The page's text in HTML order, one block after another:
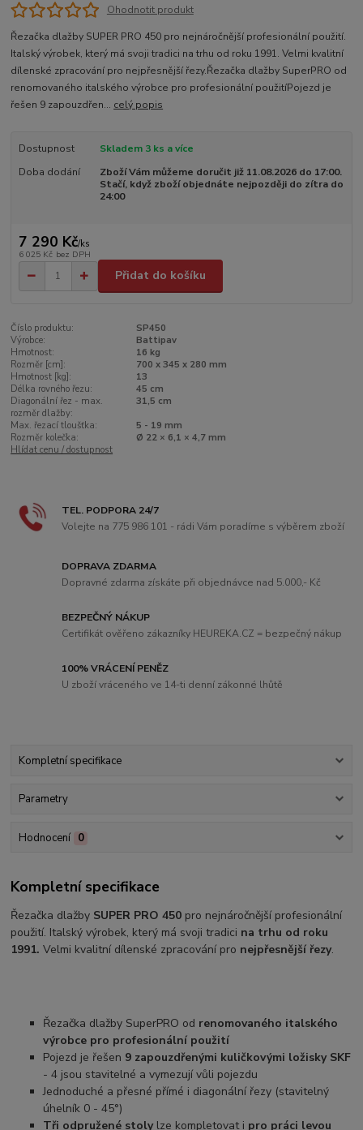
Ohodnotit produkt
Řezačka dlažby SUPER PRO 450 pro nejnáročnější profesionální použití.
Italský výrobek, který má svoji tradici na trhu od roku 1991. Velmi kvalitní
dílenské zpracování pro nejpřesnější řezy.Řezačka dlažby SuperPRO od
renomovaného italského výrobce pro profesionální použitíPojezd je
řešen 9 zapouzdřen... celý popis
Dostupnost
Skladem 3 ks a více
Doba dodání
Zboží Vám můžeme doručit již 11.08.2026 do 17:00.
Stačí, když zboží objednáte nejpozději do zítra do
24:00
7 290 Kč/ks
6 025 Kč bez DPH
Přidat do košíku
Číslo produktu:
SP450
Výrobce:
Battipav
Hmotnost:
16 kg
Rozměr [cm]:
700 x 345 x 280 mm
Hmotnost [kg]:
13
Délka rovného řezu:
45 cm
Diagonální řez - max.
rozměr dlažby:
31,5 cm
Max. řezací tloušťka:
5 - 19 mm
Rozměr kolečka:
Ø 22 × 6,1 × 4,7 mm
Hlídat cenu / dostupnost
TEL. PODPORA 24/7
Volejte na 775 986 101 - rádi Vám poradíme s výběrem zboží
DOPRAVA ZDARMA
Dopravné zdarma získáte při objednávce nad 5.000,- Kč
BEZPEČNÝ NÁKUP
Certifikát ověřeno zákazníky HEUREKA.CZ = bezpečný nákup
100% VRÁCENÍ PENĚZ
U zboží vráceného ve 14-ti denní zákonné lhůtě
Kompletní specifikace
Parametry
Hodnocení 0
Kompletní specifikace
Řezačka dlažby SUPER PRO 450 pro nejnáročnější profesionální
použití. Italský výrobek, který má svoji tradici na trhu od roku
1991.Velmi kvalitní dílenské zpracování pro nejpřesnější řezy.
Řezačka dlažby SuperPRO od renomovaného italského
výrobce pro profesionální použití
Pojezd je řešen 9 zapouzdřenými kuličkovými ložisky SKF
- 4 jsou stavitelné a vymezují vůli pojezdu
Jednoduché a přesné přímé i diagonální řezy (stavitelný
úhelník 0 - 45°)
Tři odpružené stolylze kompletovat i pro práci levou